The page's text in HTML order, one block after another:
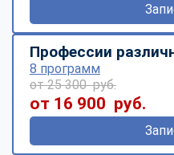
Профессии
8 программ
от 25 300 руб.
от 16 900 руб.